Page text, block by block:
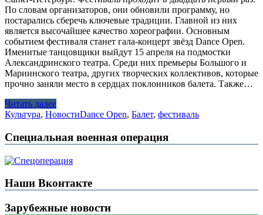
По словам организаторов, они обновили программу, но
постарались сберечь ключевые традиции. Главной из них
является высочайшее качество хореографии. Основным
событием фестиваля станет гала-концерт звёзд Dance Open.
Именитые танцовщики выйдут 15 апреля на подмостки
Александринского театра. Среди них премьеры Большого и
Мариинского театра, других творческих коллективов, которые
прочно заняли место в сердцах поклонников балета. Также…
Читать далее
Культура, НовостиDance Open, Балет, фестиваль
Специальная военная операция
Наши Вконтакте
Зарубежные новости